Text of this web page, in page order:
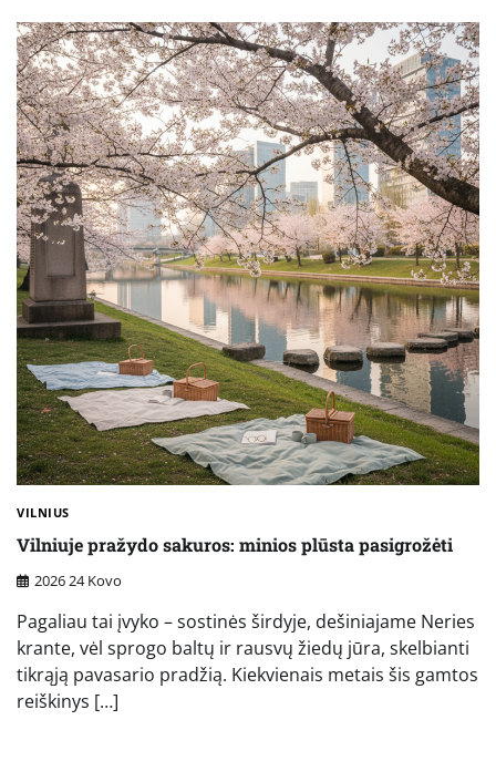
VILNIUS
Vilniuje pražydo sakuros: minios plūsta pasigrožėti
2026 24 Kovo
Pagaliau tai įvyko – sostinės širdyje, dešiniajame Neries
krante, vėl sprogo baltų ir rausvų žiedų jūra, skelbianti
tikrąją pavasario pradžią. Kiekvienais metais šis gamtos
reiškinys […]